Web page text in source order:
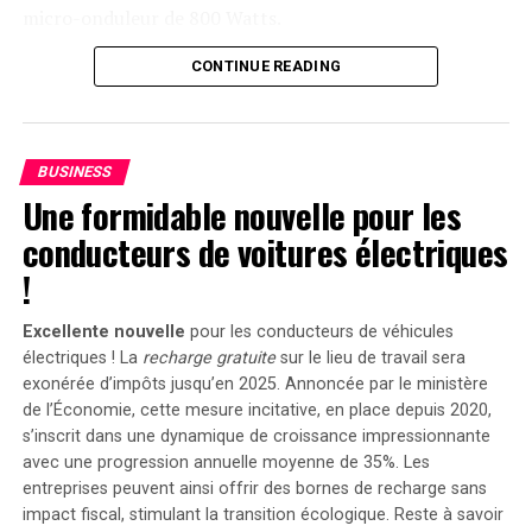
Capacité et flexibilité Énergétique
Avec une capacité maximale d’injection dans le réseau
domestique atteignant 1200 watts,le Solarbank 2 AC
peut être associé à deux régulateurs solaires MPPT. Cela
ouvre la possibilité d’ajouter jusqu’à 1200 watts
supplémentaires via des panneaux solaires additionnels,
portant ainsi la puissance totale à un impressionnant
2400 watts
de stockage énergétique, il est possible d’intégrer
jusqu’à cinq batteries supplémentaires de 1,6
kilowattheure chacune, augmentant la capacité totale à
9,6 kilowattheures.
Intégration dans un Écosystème
CONTINUE READING
BUSINESS
Une formidable nouvelle pour les
conducteurs de voitures électriques
!
Excellente nouvelle pour les conducteurs de véhicules
électriques ! La recharge gratuitesur le lieu de travail sera
exonérée d’impôts jusqu’en 2025. Annoncée par le ministère
de l’Économie, cette mesure incitative, en place depuis 2020,
s’inscrit dans une dynamique de croissance impressionnante
avec une progression annuelle moyenne de 35%. Les
entreprises peuvent ainsi offrir des bornes de recharge sans
impact fiscal, stimulant la transition écologique. Reste à savoir